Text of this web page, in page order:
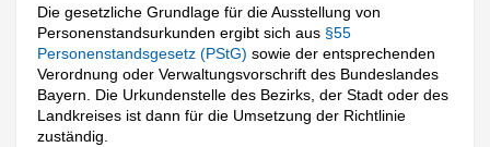
Die gesetzliche Grundlage für die Ausstellung von
Personenstandsurkunden ergibt sich aus §55
Personenstandsgesetz (PStG)sowie der entsprechenden
Verordnung oder Verwaltungsvorschrift des Bundeslandes
Bayern. Die Urkundenstelle des Bezirks, der Stadt oder des
Landkreises ist dann für die Umsetzung der Richtlinie
zuständig.